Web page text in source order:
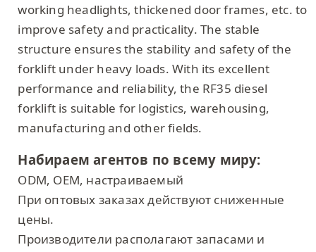
working headlights, thickened door frames, etc. to
improve safety and practicality. The stable
structure ensures the stability and safety of the
forklift under heavy loads. With its excellent
performance and reliability, the RF35 diesel
forklift is suitable for logistics, warehousing,
manufacturing and other fields.
Набираем агентов по всему миру:
ODM, OEM, настраиваемый
При оптовых заказах действуют сниженные
цены.
Производители располагают запасами и